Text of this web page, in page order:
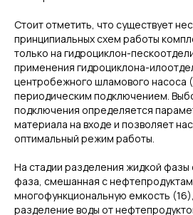
Стоит отметить, что существует
принципиальных схем работы
только на гидроциклон-
применения гидроциклона-
центробежного шламового насоса
периодическим подключением.
подключения определяется
материала на входе и позволяет
оптимальный режим работы.
На стадии разделения жидкой фазы
фаза, смешанная с
многофункциональную емкость
разделение воды от